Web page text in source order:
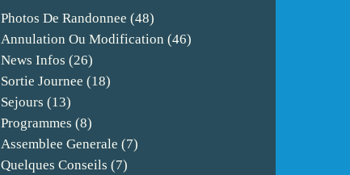
Photos De Randonnee (48)
Annulation Ou Modification (46)
News Infos (26)
Sortie Journee (18)
Sejours (13)
Programmes (8)
Assemblee Generale (7)
Quelques Conseils (7)